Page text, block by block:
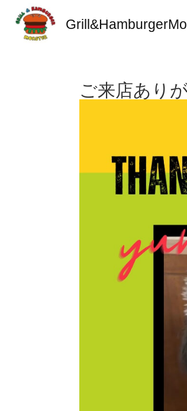
ご来店あり